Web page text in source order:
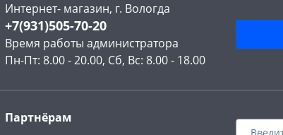
Интернет- магазин, г. Вологда
+7(931)505-70-20
Время работы администратора
Пн-Пт: 8.00 - 20.00, Сб, Вс: 8.00 - 18.00
Партнёрам
раз в 2 недели